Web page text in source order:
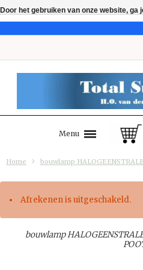
Menu
Home bouwlamp
Afrekenen is uitgeschakeld.
bouwlamp
Door het gebruiken van onze website,